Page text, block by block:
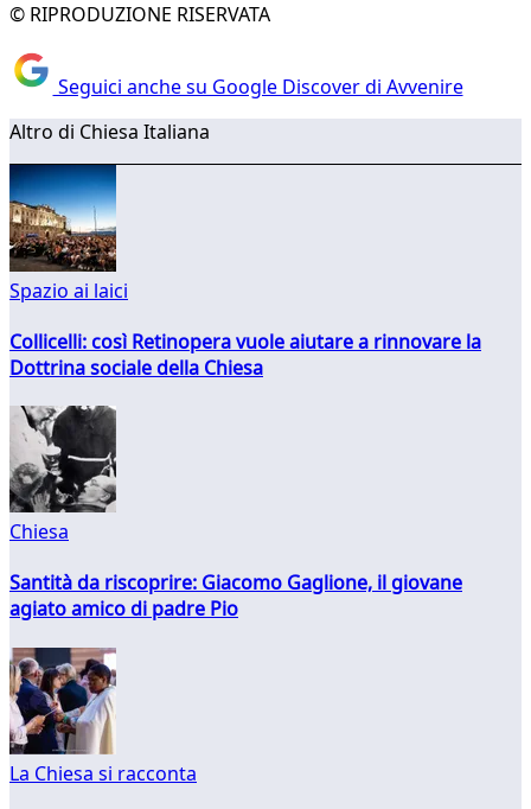
© RIPRODUZIONE RISERVATA
Seguici anche su Google Discover di Avvenire
Altro di Chiesa Italiana
Spazio ai laici
Collicelli: così Retinopera vuole aiutare a rinnovare la
Dottrina sociale della Chiesa
Chiesa
Santità da riscoprire: Giacomo Gaglione, il giovane
agiato amico di padre Pio
La Chiesa si racconta